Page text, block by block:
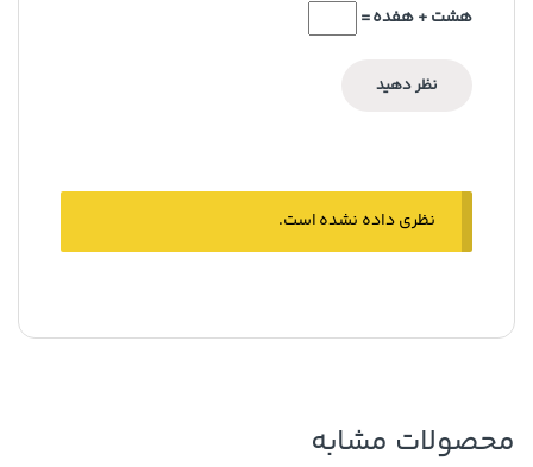
هشت + هفده =
نظری داده نشده است.
محصولات مشابه